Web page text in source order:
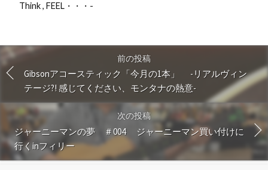
Think , FEEL・・・-
前の投稿
Gibsonアコースティック「今月の1本」 -リアルヴィン
テージ?! 感じてください、モンタナの熱意-
次の投稿
ジャーニーマンの夢 ＃004 ジャーニーマン買い付けに
行くinフィリー